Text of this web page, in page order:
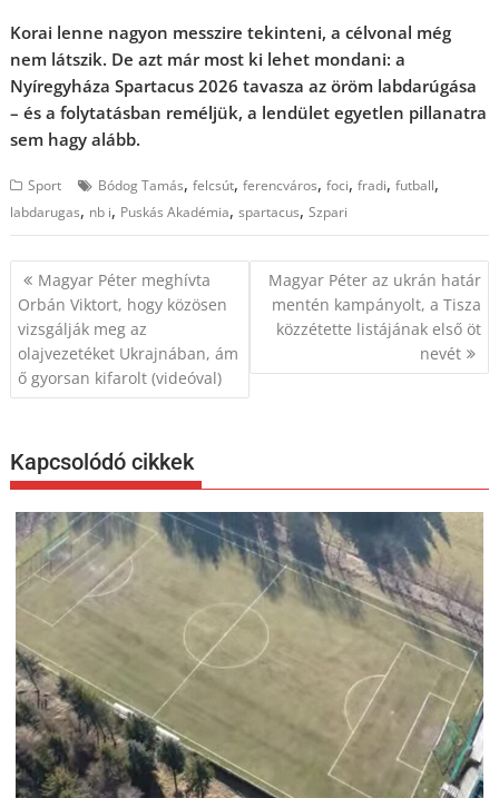
Korai lenne nagyon messzire tekinteni, a célvonal még
nem látszik. De azt már most ki lehet mondani: a
Nyíregyháza Spartacus 2026 tavasza az öröm labdarúgása
– és a folytatásban reméljük, a lendület egyetlen pillanatra
sem hagy alább.
Sport Bódog Tamás,felcsút,ferencváros,foci,fradi,futball,
labdarugas, nb i, Puskás Akadémia,spartacus,Szpari
Bejegyzés
navigáció
Magyar Péter meghívta
Orbán Viktort, hogy közösen
vizsgálják meg az
olajvezetéket Ukrajnában, ám
ő gyorsan kifarolt (videóval)
Magyar Péter az ukrán határ
mentén kampányolt, a Tisza
közzétette listájának első öt
nevét
Kapcsolódó cikkek